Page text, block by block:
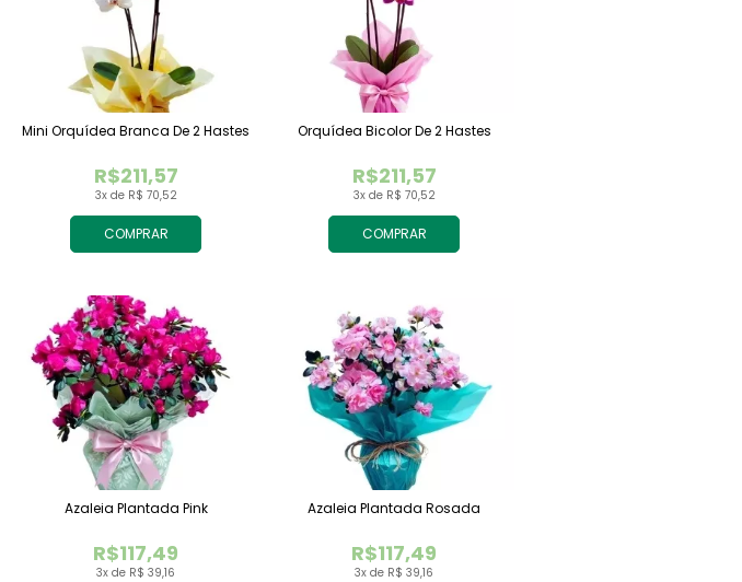
COMPRAR
3x de R$ 70,52
R$211,57
Mini Orquídea Branca De 2 Hastes
COMPRAR
3x de R$ 70,52
R$211,57
Orquídea Bicolor De 2 Hastes
3x de R$ 39,16
R$117,49
Azaleia Plantada Pink
3x de R$ 39,16
R$117,49
Azaleia Plantada Rosada